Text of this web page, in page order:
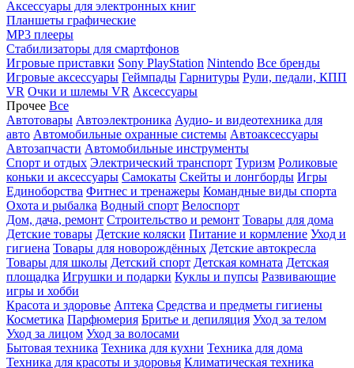
Аксессуары для электронных книг
Планшеты графические
MP3 плееры
Стабилизаторы для смартфонов
Игровые приставки Sony PlayStation Nintendo Все бренды
Игровые аксессуары Геймпады Гарнитуры Рули, педали, КПП
VR Очки и шлемы VR Аксессуары
Прочее Все
Автотовары Автоэлектроника Аудио- и видеотехника для
авто Автомобильные охранные системы Автоаксессуары
Автозапчасти Автомобильные инструменты
Спорт и отдых Электрический транспорт Туризм Роликовые
коньки и аксессуары Самокаты Скейты и лонгборды Игры
Единоборства Фитнес и тренажеры Командные виды спорта
Охота и рыбалка Водный спорт Велоспорт
Дом, дача, ремонт Строительство и ремонт Товары для дома
Детские товары Детские коляски Питание и кормление Уход и
гигиена Товары для новорождённых Детские автокресла
Товары для школы Детский спорт Детская комната Детская
площадка Игрушки и подарки Куклы и пупсы Развивающие
игры и хобби
Красота и здоровье Аптека Средства и предметы гигиены
Косметика Парфюмерия Бритье и депиляция Уход за телом
Уход за лицом Уход за волосами
Бытовая техника Техника для кухни Техника для дома
Техника для красоты и здоровья Климатическая техника